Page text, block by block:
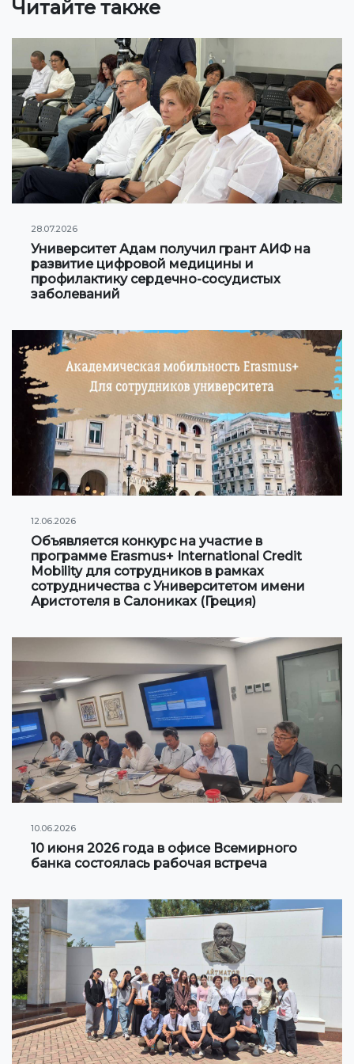
Онлайн конференции и вебинары
НАУКА
Стратегические направления
Исследования
Международный научный журнал "Экономика,
управление, образование"
Электронная библиотека
СОТРУДНИЧЕСТВО
организациями
Сотрудничество с Вузами
Международные проекты
Академическая мобильность
Мобильность студентов
СТУДЕНЧЕСКАЯ ЖИЗНЬ
Личный кабинет студента
Информация для студентов
Студенческое правительство
Инициативы
Клуб по интересам
Информация по грантам и стипендиям
НОВОСТИ
КОНТАКТНАЯ ИНФОРМАЦИЯ
Читайте также
28.07.2026
Университет Адам получил грант АИФ на
развитие цифровой медицины и
профилактику сердечно-сосудистых
заболеваний
12.06.2026
Объявляется конкурс на участие в
программе Erasmus+ International Credit
Mobility для сотрудников в рамках
сотрудничества с Университетом имени
Аристотеля в Салониках (Греция)
10.06.2026
10 июня 2026 года в офисе Всемирного
банка состоялась рабочая встреча